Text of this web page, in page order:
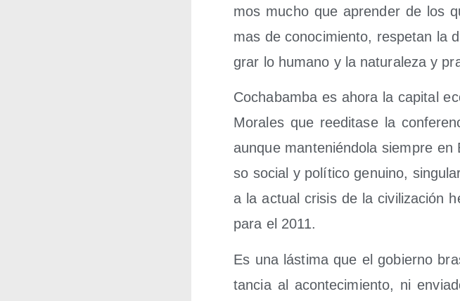
mos mucho que apren­der de los
mas de cono­ci­mien­to, res­pe­tan la
grar lo humano y la natu­ra­le­za y
Cocha­bam­ba es aho­ra la capi­tal
Mora­les que reedi­ta­se la
aun­que man­te­nién­do­la siem­pre
so social y polí­ti­co genuino,
a la actual cri­sis de la civi­li­za­ción
para el 2011.
Es una lás­ti­ma que el gobierno
tan­cia al acon­te­ci­mien­to, ni